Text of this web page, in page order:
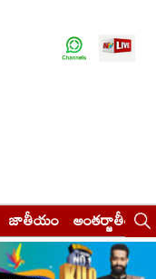
జాతీయం అంతర్జాతీయం